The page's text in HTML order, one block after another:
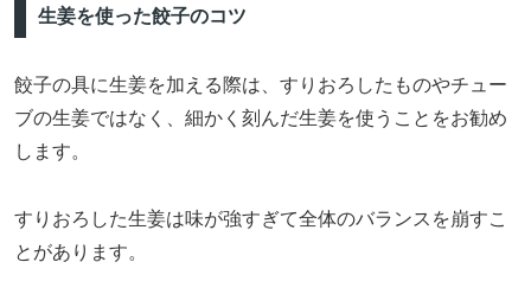
生姜を使った餃子のコツ
餃子の具に生姜を加える際は、すりおろしたものやチュー
ブの生姜ではなく、細かく刻んだ生姜を使うことをお勧め
します。
すりおろした生姜は味が強すぎて全体のバランスを崩すこ
とがあります。